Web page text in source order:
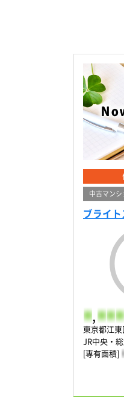
中古マンシ
ブライ
- ,- - -
東京都江
JR中央・
[専有面積] -